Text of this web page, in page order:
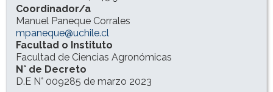
Coordinador/a
Manuel Paneque Corrales
mpaneque@uchile.cl
Facultad o Instituto
Facultad de Ciencias Agronómicas
N° de Decreto
D.E N° 009285 de marzo 2023